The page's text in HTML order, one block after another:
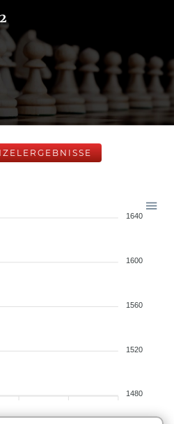
1640
1600
1560
1520
1480